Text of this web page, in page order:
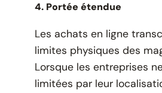
4. Portée étendue
Les achats en ligne
limites physiques des
Lorsque les entreprises
limitées par leur